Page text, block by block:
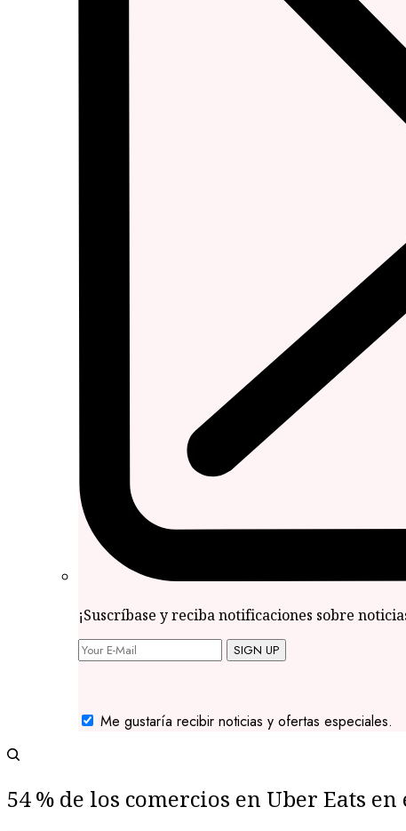
¡Suscríbase y reciba notificaciones sobre
SIGN UP
Me gustaría recibir noticias y ofertas especiales.
54 % de los comercios en Uber Eats